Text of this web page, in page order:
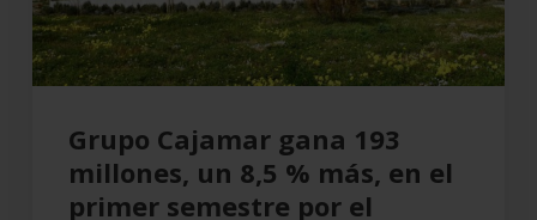
%
más,
en
primer
semestre
Grupo Cajamar gana 193
millones, un 8,5 % más, en el
primer semestre por el